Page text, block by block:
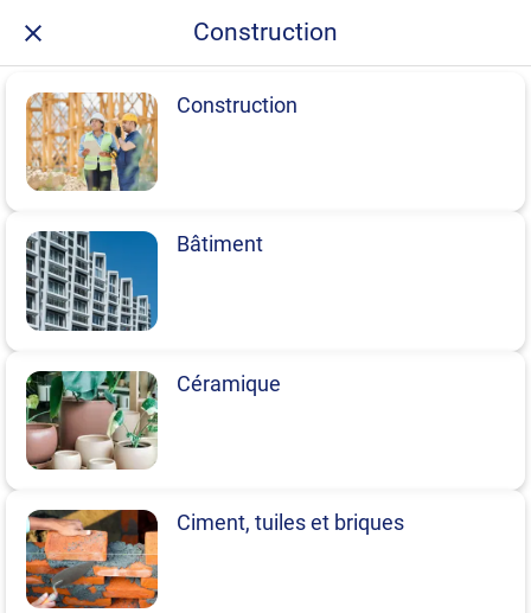
Construction
Construction
Bâtiment
Céramique
Ciment, tuiles et briques